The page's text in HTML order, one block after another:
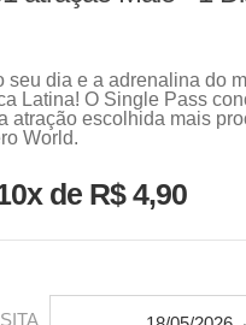
seu dia e a adrenalina do
Latina! O Single Pass
atração escolhida mais
World.
de R$ 4,90